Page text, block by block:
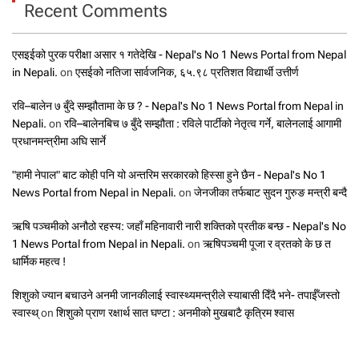
Recent Comments
एसइईको पुरक परीक्षा असार १ गतेदेखि - Nepal's No 1 News Portal from Nepal
in Nepali. on एसईको नतिजा सार्वजनिक, ६५.९८ प्रतिशत विद्यार्थी उत्तीर्ण
रवि–बालेन ७ बुँदे सम्झौतामा के छ ? - Nepal's No 1 News Portal from Nepal in
Nepali. on रवि–बालेनबिच ७ बुँदे सम्झौता : रविले पार्टीको नेतृत्व गर्ने, बालेनलाई आगामी
प्रधानमन्त्रीमा अघि सार्ने
"हामी नेपाल" बाट कोही पनि यो अन्तरिम सरकारको हिस्सा हुने छैन - Nepal's No 1
News Portal from Nepal in Nepali. on जेनजीका तर्फबाट सुदन गुरुङ मन्त्री बन्दै
ऋषि पञ्चमीको अनौठो रहस्य: जहाँ महिनावारी नारी शक्तिको प्रतीक बन्छ - Nepal's No
1 News Portal from Nepal in Nepali. on ऋषिपञ्चमी पूजा र व्रतको के छ त
धार्मिक महत्व !
शिशुको ज्यान बचाउने अनमी जानकीलाई स्वास्थ्यमन्त्रीले स्याबासी दिँदै भने- तपाईँजस्तो
स्वास्थ्on शिशुको प्राण रक्षार्थ सात घण्टा : अनमीको मुखबाटै कृत्रिम श्वास